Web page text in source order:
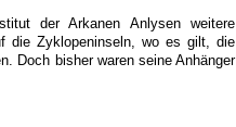
der Arkanen Anlysen weitere
die Zyklopeninseln, wo es gilt, die
Doch bisher waren seine Anhänger